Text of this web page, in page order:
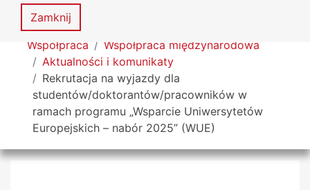
Zamknij
serwisu
MENU
Tutaj jesteś
Współpraca
Współpraca międzynarodowa
Aktualności i komunikaty
Rekrutacja na wyjazdy dla
studentów/doktorantów/pracowników w
ramach programu „Wsparcie Uniwersytetów
Europejskich – nabór 2025” (WUE)